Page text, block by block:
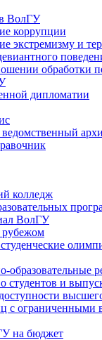
ВолГУ
коррупции
экстремизму и
обработки
дипломатии
колледж
ВолГУ
рубежом
студентов и
с ограниченными
на бюджет